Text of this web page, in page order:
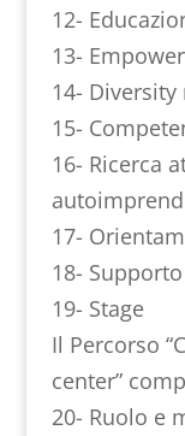
12-
13-
14-
15-
16- Ricerca
17-
18-
19- Stage
Il Percorso
center”
20- Ruolo e